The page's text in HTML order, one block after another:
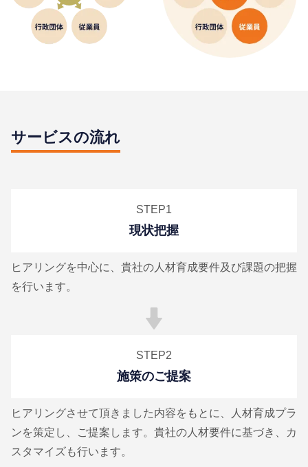
サービスの流れ
STEP1
現状把握
ヒアリングを中心に、貴社の人材育成要件及び課題の把握
を行います。
STEP2
施策のご提案
ヒアリングさせて頂きました内容をもとに、人材育成プラ
ンを策定し、ご提案します。貴社の人材要件に基づき、カ
スタマイズも行います。